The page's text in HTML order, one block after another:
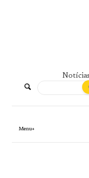
De
Norte
a
Menu+